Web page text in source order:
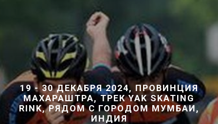
19 - 30 ДЕКАБРЯ 2024, ПРОВИНЦИЯ
МАХАРАШТРА, ТРЕК YAK SKATING
RINK, РЯДОМ С ГОРОДОМ МУМБАИ,
ИНДИЯ